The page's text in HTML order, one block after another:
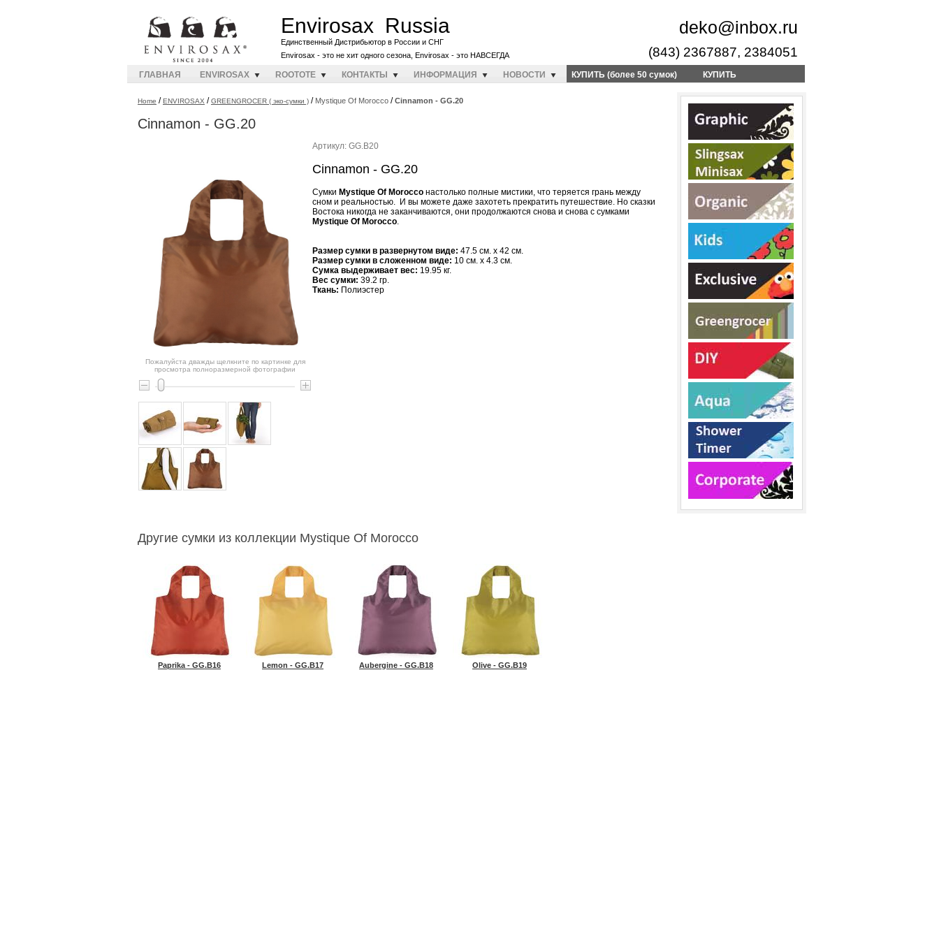
Envirosax Russia
Единственный Дистрибьютор в России и СНГ
Envirosax - это не хит одного сезона, Envirosax - это НАВСЕГДА
deko@inbox.ru
(843) 2367887, 2384051
ГЛАВНАЯ ENVIROSAX ROOTOTE КОНТАКТЫ ИНФОРМАЦИЯ НОВОСТИ КУПИТЬ (более 50 сумок) КУПИТЬ
Home /ENVIROSAX /GREENGROCER ( эко-сумки ) / Mystique Of Morocco /Cinnamon - GG.20
Cinnamon - GG.20
Пожалуйста дважды щелкните по картинке для
просмотра полноразмерной фотографии
Артикул: GG.B20
Cinnamon - GG.20
Сумки Mystique Of Morocco настолько полные мистики, что теряется грань между
сном и реальностью. И вы можете даже захотеть прекратить путешествие. Но сказки
Востока никогда не заканчиваются, они продолжаются снова и снова с сумками
Mystique Of Morocco.
Размер сумки в развернутом виде: 47.5 см. x 42 см.
Размер сумки в сложенном виде: 10 см. x 4.3 см.
Cумка выдерживает вес: 19.95 кг.
Вес сумки: 39.2 гр.
Ткань: Полиэстер
Другие сумки из коллекции Mystique Of Morocco
Paprika - GG.B16 Lemon - GG.B17 Aubergine - GG.B18 Olive - GG.B19